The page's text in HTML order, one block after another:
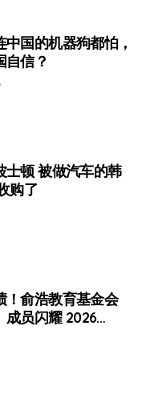
中国的机器狗都怕，
自信？
士顿 被做汽车的韩
购了
！俞浩教育基金会
成员闪耀 2026
人世界杯